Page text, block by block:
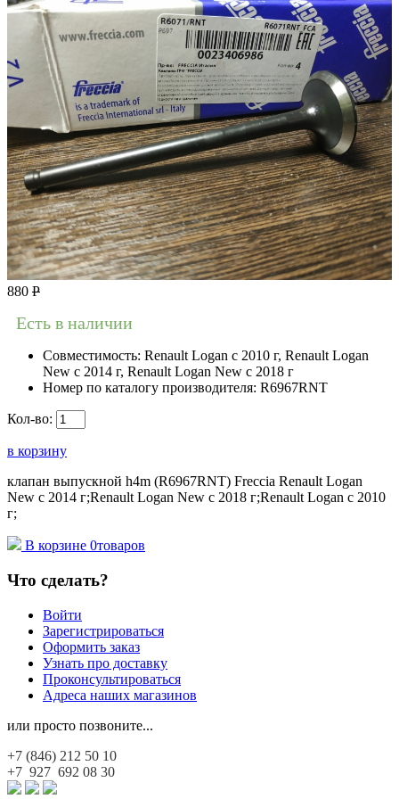
880 Р
Есть в наличии
Совместимость: Renault Logan c 2010 г, Renault Logan
New с 2014 г, Renault Logan New с 2018 г
Номер по каталогу производителя: R6967RNT
Кол-во:
в корзину
клапан выпускной h4m (R6967RNT) Freccia Renault Logan
New с 2014 г;Renault Logan New с 2018 г;Renault Logan c 2010
г;
В корзине 0товаров
Что сделать?
Войти
Зарегистрироваться
Оформить заказ
Узнать про доставку
Проконсультироваться
Адреса наших магазинов
или просто позвоните...
+7 (846) 212 50 10
+7 927 692 08 30